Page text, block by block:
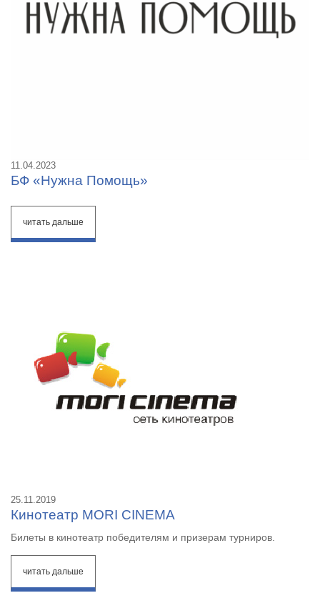
11.04.2023
БФ «Нужна Помощь»
читать дальше
25.11.2019
Кинотеатр MORI CINEMA
Билеты в кинотеатр победителям и призерам турниров.
читать дальше